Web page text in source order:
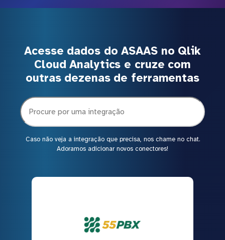
Acesse dados do ASAAS no Qlik
Cloud Analytics e cruze com
outras dezenas de ferramentas
Caso não veja a integração que precisa, nos chame no chat.
Adoramos adicionar novos conectores!